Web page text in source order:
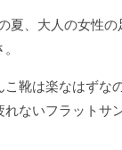
夏、大人の女性
こ靴は楽なはず
れないフラットサ